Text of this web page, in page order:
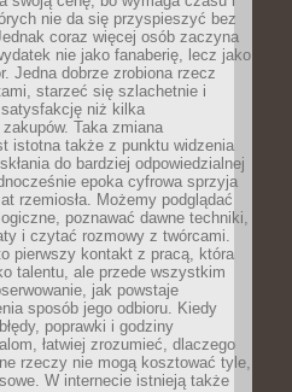
nie da się przyspieszyć bez
coraz więcej osób zaczyna
nie jako fanaberię, lecz jako
Jedna dobrze zrobiona rzecz
starzeć się szlachetnie i
niż kilka
Taka zmiana
istotna także z punktu widzenia
do bardziej odpowiedzialnej
epoka cyfrowa sprzyja
rzemiosła. Możemy podglądać
poznawać dawne techniki,
i czytać rozmowy z twórcami.
pierwszy kontakt z pracą, która
talentu, ale przede wszystkim
jak powstaje
sposób jego odbioru. Kiedy
poprawki i godziny
łatwiej zrozumieć, dlaczego
rzeczy nie mogą kosztować tyle,
W internecie istnieją także